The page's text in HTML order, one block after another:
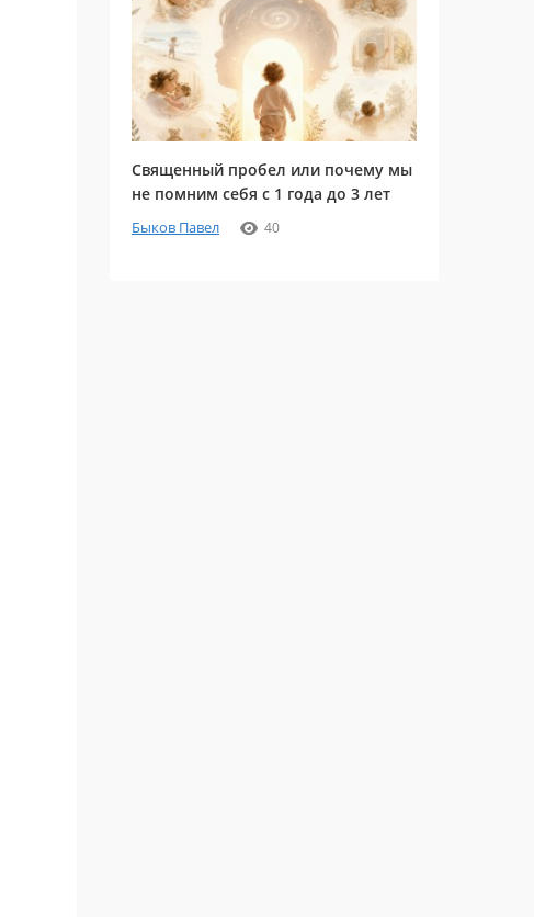
Священный пробел или почему мы
не помним себя с 1 года до 3 лет
Быков Павел 40